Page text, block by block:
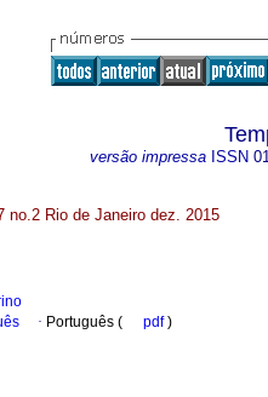
versão impressa ISSN
no.2 Rio de Janeiro dez. 2015
· Português ( pdf)